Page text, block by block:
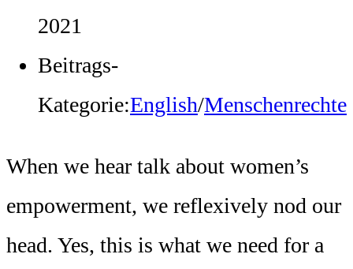
2021
Beitrags-
Kategorie:English/Menschenrechte
When we hear talk about women’s
empowerment, we reflexively nod our
head. Yes, this is what we need for a